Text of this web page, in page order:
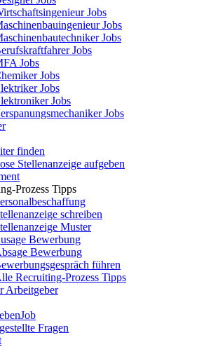
Jobs
Jobs
Jobs
Jobs
Jobs
Jobs
Jobs
Jobs
Jobs
finden
Stellenanzeige aufgeben
Prozess Tipps
schreiben
Muster
Bewerbung
Bewerbung
führen
Recruiting-Prozess Tipps
Arbeitgeber
Fragen